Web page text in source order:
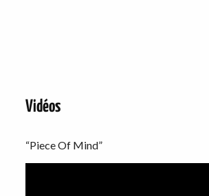
Vidéos
“Piece Of Mind”